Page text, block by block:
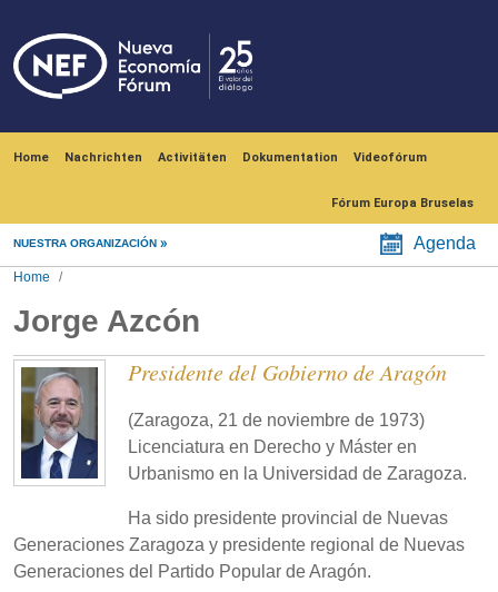
Home Nachrichten Activitäten Dokumentation Videofórum
Fórum Europa Bruselas
NUESTRA ORGANIZACIÓN Agenda
Home
Jorge Azcón
Presidente del Gobierno de Aragón
(Zaragoza, 21 de noviembre de 1973)
Licenciatura en Derecho y Máster en
Urbanismo en la Universidad de Zaragoza.
Ha sido presidente provincial de Nuevas
Generaciones Zaragoza y presidente regional de Nuevas
Generaciones del Partido Popular de Aragón.